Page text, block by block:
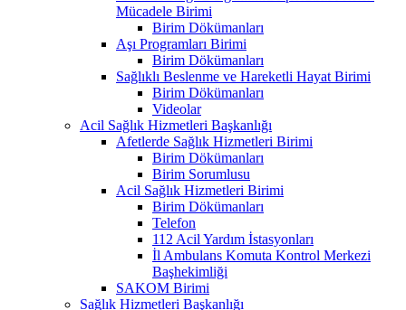
Mücadele Birimi
Birim Dökümanları
Aşı Programları Birimi
Birim Dökümanları
Sağlıklı Beslenme ve Hareketli Hayat Birimi
Birim Dökümanları
Videolar
Acil Sağlık Hizmetleri Başkanlığı
Afetlerde Sağlık Hizmetleri Birimi
Birim Dökümanları
Birim Sorumlusu
Acil Sağlık Hizmetleri Birimi
Birim Dökümanları
Telefon
112 Acil Yardım İstasyonları
İl Ambulans Komuta Kontrol Merkezi
Başhekimliği
SAKOM Birimi
Sağlık Hizmetleri Başkanlığı